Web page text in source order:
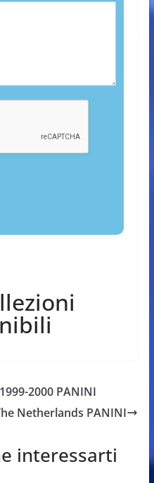
2000 PANINI
Netherlands PANINI
interessarti